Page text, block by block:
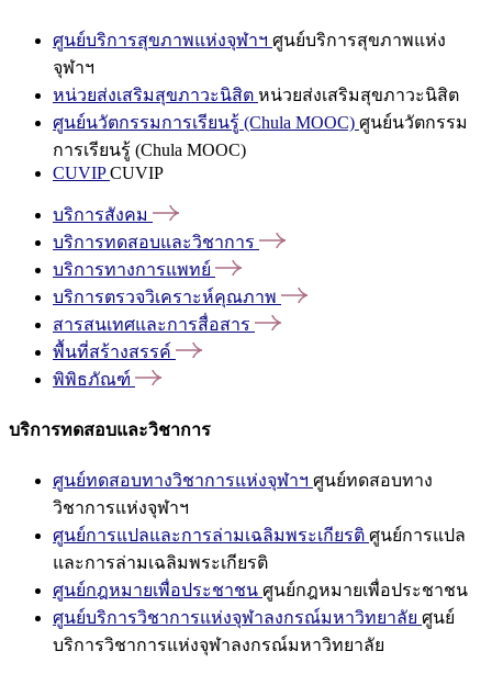
ศูนย์บริการสุขภาพแห่งจุฬาฯ ศูนย์บริการสุขภาพแห่ง
จุฬาฯ
หน่วยส่งเสริมสุขภาวะนิสิต หน่วยส่งเสริมสุขภาวะนิสิต
ศูนย์นวัตกรรมการเรียนรู้ (Chula MOOC) ศูนย์นวัตกรรม
การเรียนรู้ (Chula MOOC)
CUVIPCUVIP
บริการสังคม
บริการทดสอบและวิชาการ
บริการทางการแพทย์
บริการตรวจวิเคราะห์คุณภาพ
สารสนเทศและการสื่อสาร
พื้นที่สร้างสรรค์
พิพิธภัณฑ์
บริการทดสอบและวิชาการ
ศูนย์ทดสอบทางวิชาการแห่งจุฬาฯ ศูนย์ทดสอบทาง
วิชาการแห่งจุฬาฯ
ศูนย์การแปลและการล่ามเฉลิมพระเกียรติ ศูนย์การแปล
และการล่ามเฉลิมพระเกียรติ
ศูนย์กฎหมายเพื่อประชาชน ศูนย์กฎหมายเพื่อประชาชน
ศูนย์บริการวิชาการแห่งจุฬาลงกรณ์มหาวิทยาลัย ศูนย์
บริการวิชาการแห่งจุฬาลงกรณ์มหาวิทยาลัย